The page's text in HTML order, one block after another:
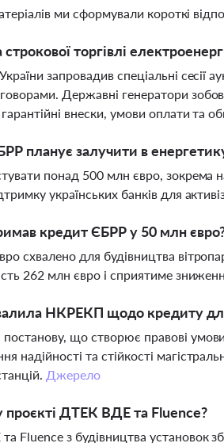
ми сформували короткі
строкової торгівлі
запровадив спеціальні сесії
Державні генератори
гарантійні внески, умови оплати та
планує залучити в
понад 500 млн євро, зокрема
українських банків для
кредит ЄБРР у 50 млн
схвалено для будівництва
262 млн євро і сприятиме
НКРЕКП щодо кредиту
що створює правові
надійності та стійкості
Джерело
проєкті ДТЕК ВДЕ та Fluence?
Fluence з будівництва установок